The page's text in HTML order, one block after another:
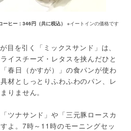
ヒー：346円（共に税込）
※イートインの価格です
目を引く「ミックスサンド」は、
イスチーズ・レタスを挟んだひと
春日（かすが）」の食パンが使わ
材としっとりふわふわのパン、レ
りません。
ツナサンド」や「三元豚ロースカ
よ。7時～11時のモーニングセッ